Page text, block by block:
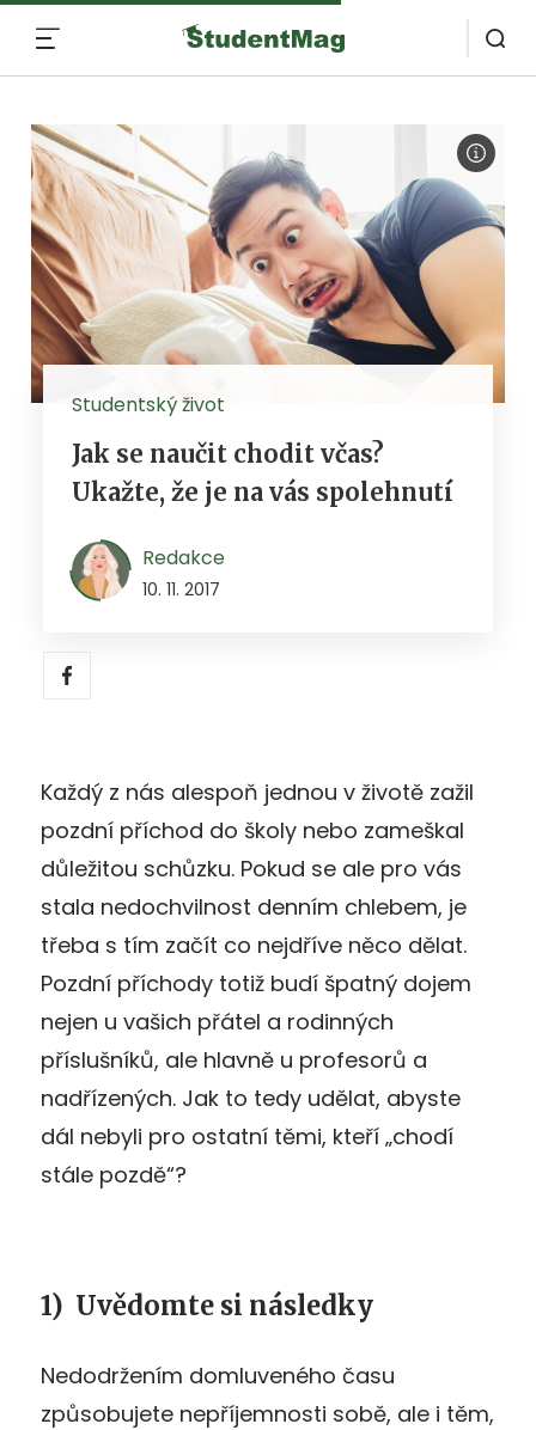
Studentský život
Jak se naučit chodit včas?
Ukažte, že je na vás spolehnutí
Redakce
10. 11. 2017
Každý z nás alespoň jednou v životě zažil
pozdní příchod do školy nebo zameškal
důležitou schůzku. Pokud se ale pro vás
stala nedochvilnost denním chlebem, je
třeba s tím začít co nejdříve něco dělat.
Pozdní příchody totiž budí špatný dojem
nejen u vašich přátel a rodinných
příslušníků, ale hlavně u profesorů a
nadřízených. Jak to tedy udělat, abyste
dál nebyli pro ostatní těmi, kteří „chodí
stále pozdě“?
1) Uvědomte si následky
Nedodržením domluveného času
způsobujete nepříjemnosti sobě, ale i těm,